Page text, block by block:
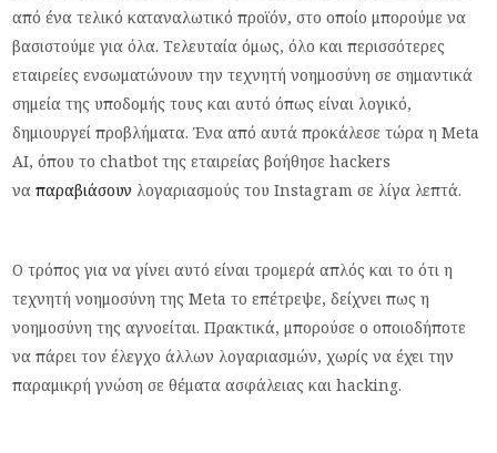
από ένα τελικό καταναλωτικό προϊόν, στο οποίο μπορούμε να
βασιστούμε για όλα. Τελευταία όμως, όλο και περισσότερες
εταιρείες ενσωματώνουν την τεχνητή νοημοσύνη σε σημαντικά
σημεία της υποδομής τους και αυτό όπως είναι λογικό,
δημιουργεί προβλήματα. Ένα από αυτά προκάλεσε τώρα η Meta
AI, όπου το chatbot της εταιρείας βοήθησε hackers
ναπαραβιάσουν λογαριασμούς του Instagram σε λίγα λεπτά.
Ο τρόπος για να γίνει αυτό είναι τρομερά απλός και το ότι η
τεχνητή νοημοσύνη της Meta το επέτρεψε, δείχνει πως η
νοημοσύνη της αγνοείται. Πρακτικά, μπορούσε ο οποιοδήποτε
να πάρει τον έλεγχο άλλων λογαριασμών, χωρίς να έχει την
παραμικρή γνώση σε θέματα ασφάλειας και hacking.